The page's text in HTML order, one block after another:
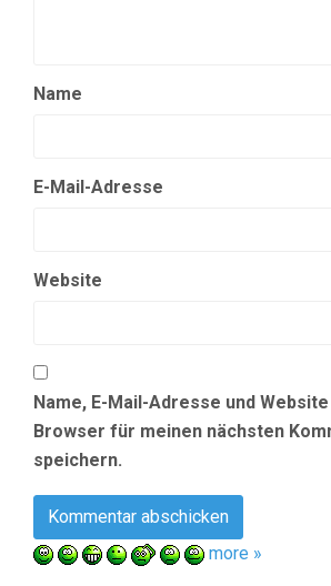
Name
E-Mail-Adresse
Website
Name, E-Mail-Adresse und
Browser für meinen nächsten
speichern.
more »